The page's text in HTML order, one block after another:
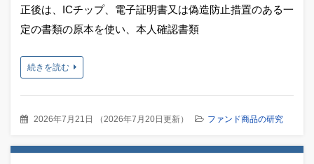
正後は、ICチップ、電子証明書又は偽造防止措置のある一
定の書類の原本を使い、本人確認書類
続きを読む
2026年7月21日 （2026年7月20日更新） ファンド商品の研究